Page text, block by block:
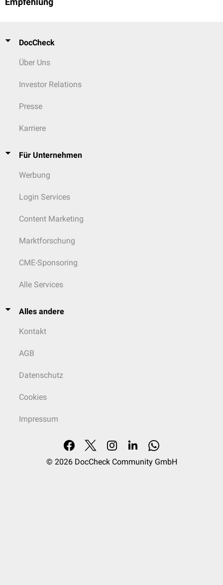
Empfehlung
DocCheck
Über Uns
Investor Relations
Presse
Karriere
Für Unternehmen
Werbung
Login Services
Content Marketing
Marktforschung
CME-Sponsoring
Alle Services
Alles andere
Kontakt
AGB
Datenschutz
Cookies
Impressum
© 2026 DocCheck Community GmbH